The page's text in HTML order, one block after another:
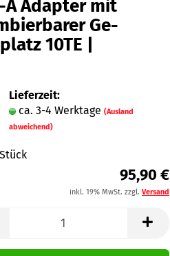
erstellen
vergessen?
A Ad­ap­ter mit
Ge­
10TE |
Lieferzeit:
ca. 3-4 Werktage (Ausland
abweichend)
95,90 €
inkl. 19% MwSt. zzgl. Versand